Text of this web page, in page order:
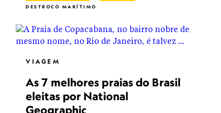
DESTROÇO MARÍTIMO
VIAGEM
As 7 melhores praias do Brasil
eleitas por National
Geographic